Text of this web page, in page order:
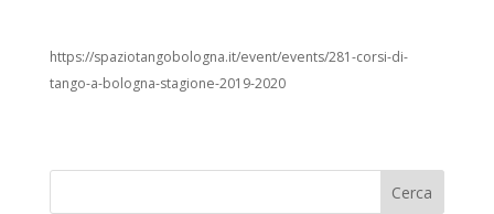
https://spaziotangobologna.it/event/events/281-corsi-di-
tango-a-bologna-stagione-2019-2020
Cerca